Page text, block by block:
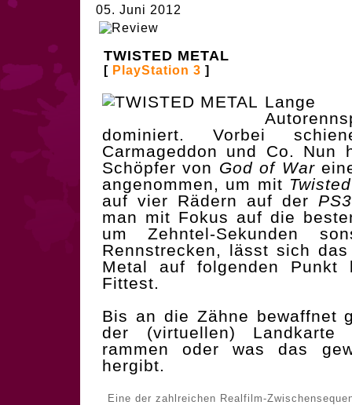
05. Juni 2012
TWISTED METAL
[ PlayStation 3 ]
Lange
dominiert. Vorbei
Carmageddon und Co.
Schöpfer von God of War
angenommen, um mit
auf vier Rädern auf der PS3
man mit Fokus auf die
um Zehntel-Sekunden
Rennstrecken, lässt sich
Metal auf folgenden Punkt
Fittest.
Bis an die Zähne bewaffnet
der (virtuellen) Landkarte
rammen oder was das
hergibt.
Eine der zahlreichen Realfilm-